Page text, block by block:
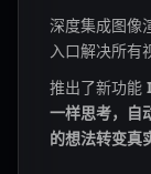
深度集成图像
入口解决所有
推出了新功能
一样思考，自
的想法转变真